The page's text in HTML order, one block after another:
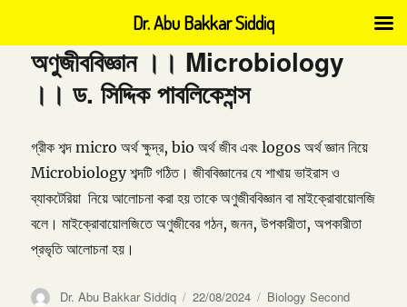
অণুজীববিজ্ঞান ।। Microbiology
।। ড. সিদ্দিক পাবলিকেশন্স
গ্রীক শব্দ micro অর্থ ক্ষুদ্র, bio অর্থ জীব এবং logos অর্থ জ্ঞান নিয়ে
Microbiology শব্দটি গঠিত। জীববিজ্ঞানের যে শাখায় ভাইরাস ও
ব্যাকটেরিয়া নিয়ে আলোচনা করা হয় তাকে অণুজীববিজ্ঞান বা মাইক্রোবায়োলজি
বলে। মাইক্রোবায়োলজিতে অণুজীবের গঠন, জনন, উপকারীতা, অপকারীতা
প্রভৃতি আলোচনা হয়।
Author
Dr. Abu Bakkar Siddiq
Posted
22/08/2024 Categories
Biology Second
Dr. Abu Bakkar Siddiq